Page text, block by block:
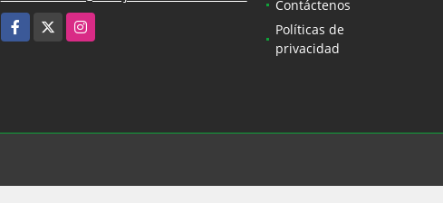
Facebook
Instagram
Contáctenos
Políticas de
privacidad